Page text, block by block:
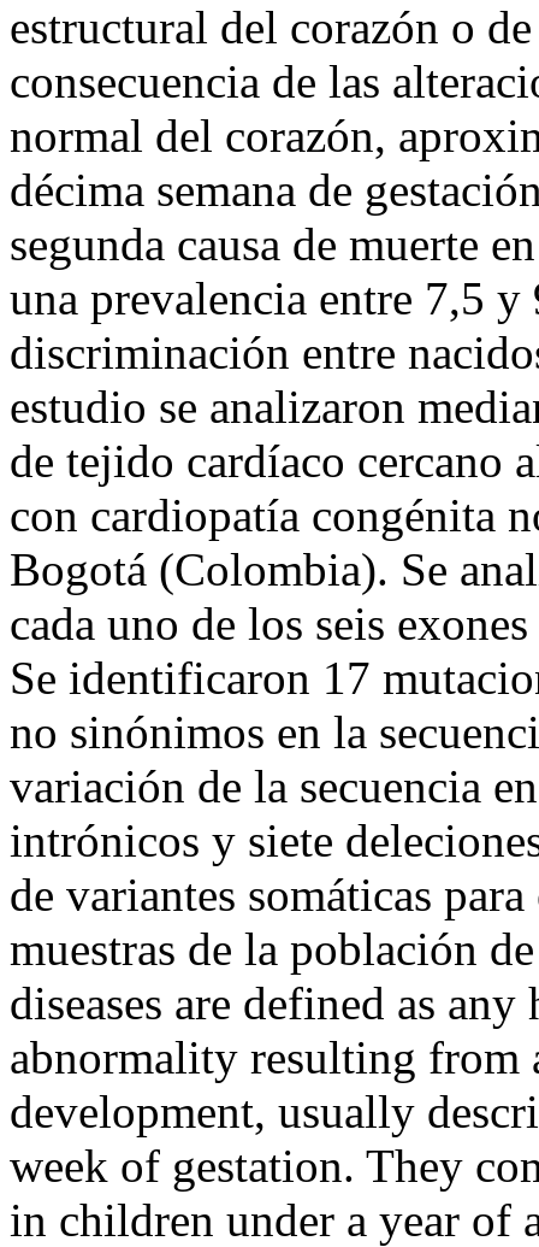
estructural del corazón o
consecuencia de las
normal del corazón,
décima semana de
segunda causa de muerte
una prevalencia entre 7,5
discriminación entre
estudio se analizaron
de tejido cardíaco cercano
con cardiopatía congénita
Bogotá (Colombia). Se
cada uno de los seis
Se identificaron 17
no sinónimos en la
variación de la secuencia
intrónicos y siete
de variantes somáticas
muestras de la población
diseases are defined as
abnormality resulting from
development, usually
week of gestation. They
in children under a year of